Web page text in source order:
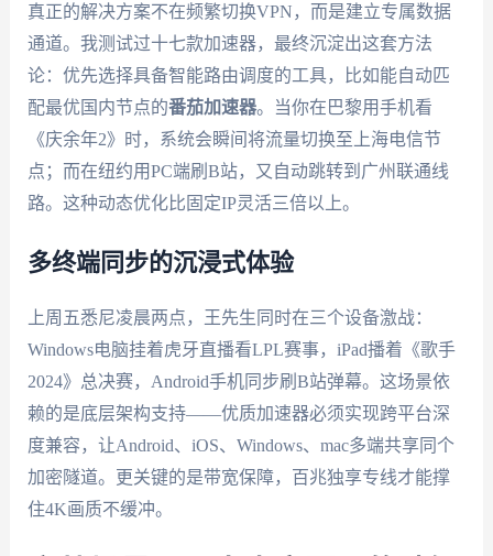
真正的解决方案不在频繁切换VPN，而是建立专属数据
通道。我测试过十七款加速器，最终沉淀出这套方法
论：优先选择具备智能路由调度的工具，比如能自动匹
配最优国内节点的番茄加速器。当你在巴黎用手机看
《庆余年2》时，系统会瞬间将流量切换至上海电信节
点；而在纽约用PC端刷B站，又自动跳转到广州联通线
路。这种动态优化比固定IP灵活三倍以上。
多终端同步的沉浸式体验
上周五悉尼凌晨两点，王先生同时在三个设备激战：
Windows电脑挂着虎牙直播看LPL赛事，iPad播着《歌手
2024》总决赛，Android手机同步刷B站弹幕。这场景依
赖的是底层架构支持——优质加速器必须实现跨平台深
度兼容，让Android、iOS、Windows、mac多端共享同个
加密隧道。更关键的是带宽保障，百兆独享专线才能撑
住4K画质不缓冲。